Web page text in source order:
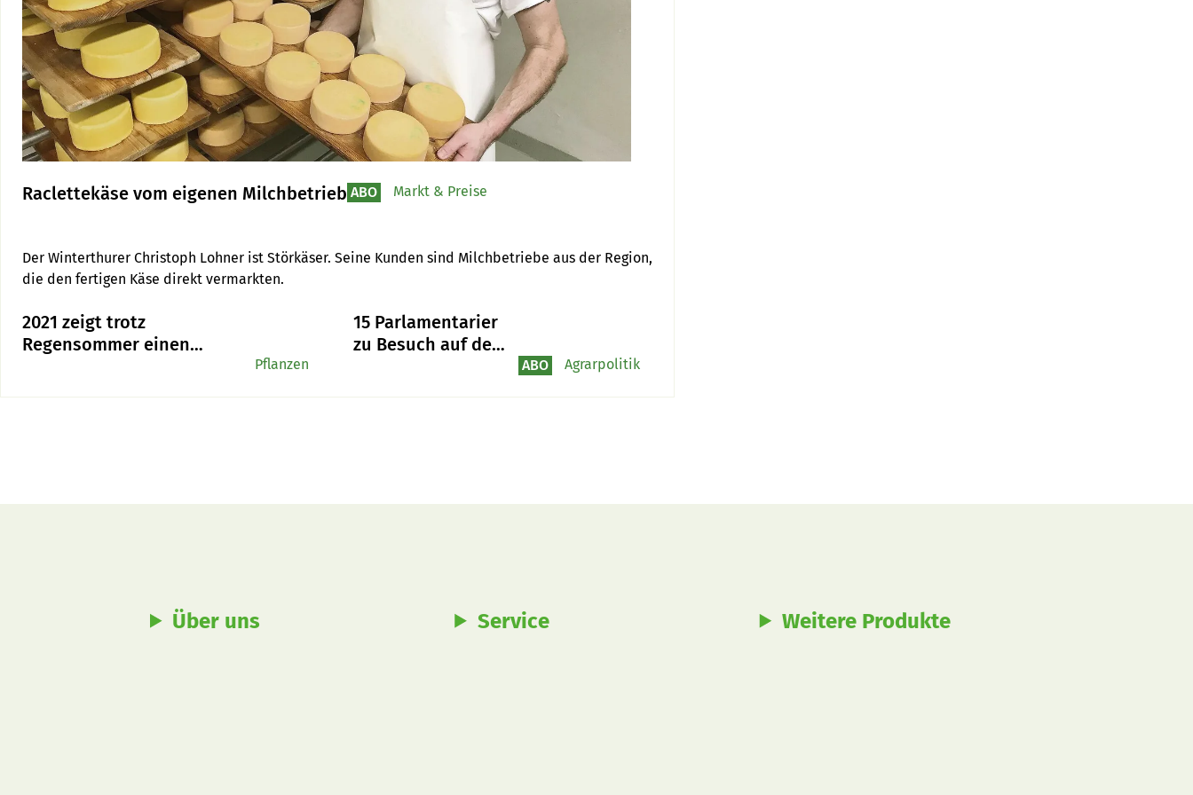
Raclettekäse vom eigenen Milchbetrieb
Der Winterthurer Christoph Lohner ist Störkäser. Seine Kunden sind Milchbetriebe aus der Region,
die den fertigen Käse direkt vermarkten.
ABO Markt & Preise
2021 zeigt trotz
Regensommer einen
Pflanzen
15 Parlamentarier
zu Besuch auf dem
ABO Agrarpolitik
Über uns Service Weitere Produkte